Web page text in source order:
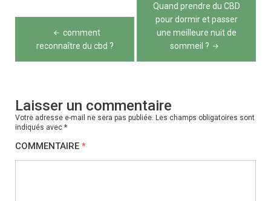
de
l’article
comment
reconnaître du cbd ?
Quand prendre du CBD
pour dormir et passer
une meilleure nuit de
sommeil ?
Laisser un commentaire
Votre adresse e-mail ne sera pas publiée. Les champs obligatoires sont
indiqués avec *
COMMENTAIRE *